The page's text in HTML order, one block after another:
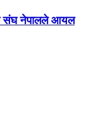
संघ नेपालले आयल